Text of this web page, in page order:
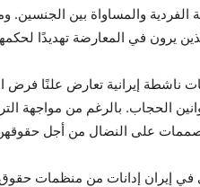
والمساواة بين الجنسين.
يرون في المعارضة تهديدًا
إيرانية تعارض علنًا فرض
الحجاب. بالرغم من مواجهة
على النضال من أجل
في إيران إدانات من منظمات حقوق